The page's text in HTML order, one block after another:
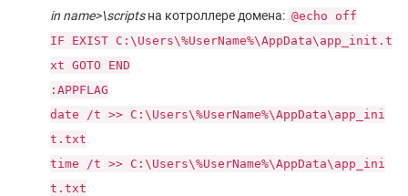
in name>\scriptsна котроллере домена: @echo off
IF EXIST C:\Users\%UserName%\AppData\app_init.t
xt GOTO END
:APPFLAG
date /t >> C:\Users\%UserName%\AppData\app_ini
t.txt
time /t >> C:\Users\%UserName%\AppData\app_ini
t.txt